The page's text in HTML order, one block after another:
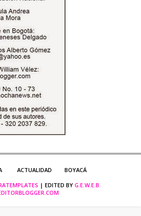
ACTUALIDAD
BOYACÁ
| EDITED BY G.E.W.E.B.